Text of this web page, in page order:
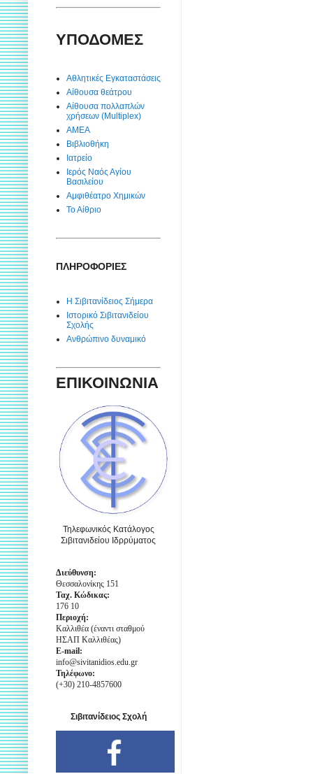
ΥΠΟΔΟΜΕΣ
Αθλητικές Εγκαταστάσεις
Αίθουσα θεάτρου
Αίθουσα πολλαπλών
χρήσεων (Multiplex)
ΑΜΕΑ
Βιβλιοθήκη
Ιατρείο
Ιερός Ναός Αγίου
Βασιλείου
Αμφιθέατρο Χημικών
Το Αίθριο
ΠΛΗΡΟΦΟΡΙΕΣ
Η Σιβιτανίδειος Σήμερα
Ιστορικό Σιβιτανιδείου
Σχολής
Ανθρώπινο δυναμικό
ΕΠΙΚΟΙΝΩΝΙΑ
Τηλεφωνικός Κατάλογος
Σιβιτανιδείου Ιδρρύματος
Διεύθυνση:
Θεσσαλονίκης 151
Ταχ. Κώδικας:
176 10
Περιοχή:
Καλλιθέα (έναντι σταθμού
ΗΣΑΠ Καλλιθέας)
E-mail:
info@sivitanidios.edu.gr
Τηλέφωνο:
(+30) 210-4857600
Σιβιτανίδειος Σχολή